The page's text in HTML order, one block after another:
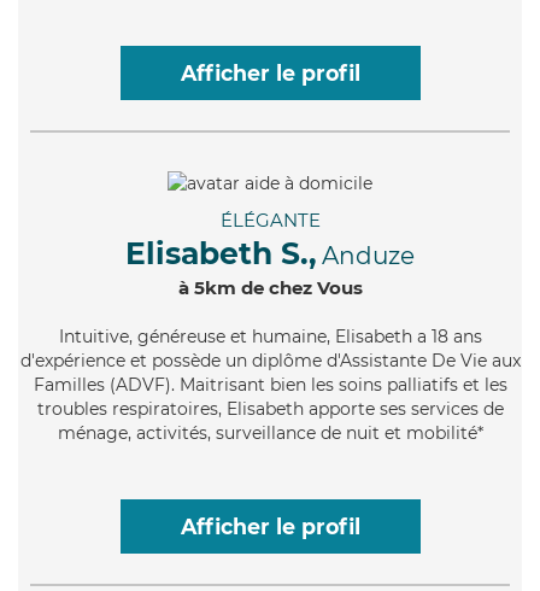
Afficher le profil
ÉLÉGANTE
Elisabeth S., Anduze
à 5km de chez Vous
Intuitive, généreuse et humaine, Elisabeth a 18 ans
d'expérience et possède un diplôme d'Assistante De Vie aux
Familles (ADVF). Maitrisant bien les soins palliatifs et les
troubles respiratoires, Elisabeth apporte ses services de
ménage, activités, surveillance de nuit et mobilité*
Afficher le profil